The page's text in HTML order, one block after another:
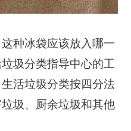
种冰袋应该放入哪一
圾分类指导中心的工
活垃圾分类按四分法
圾、厨余垃圾和其他